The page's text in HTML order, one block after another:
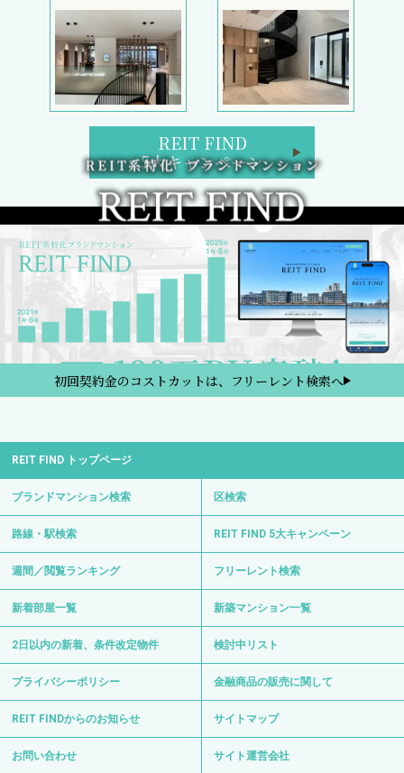
REIT FIND
5大キャンペーン
初回契約金のコストカットは、フリーレント検索へ
REIT FIND トップページ
ブランドマンション検索 区検索
路線・駅検索 REIT FIND 5大キャンペーン
週間／閲覧ランキング フリーレント検索
新着部屋一覧 新築マンション一覧
2日以内の新着、条件改定物件 検討中リスト
プライバシーポリシー 金融商品の販売に関して
REIT FINDからのお知らせ サイトマップ
お問い合わせ サイト運営会社